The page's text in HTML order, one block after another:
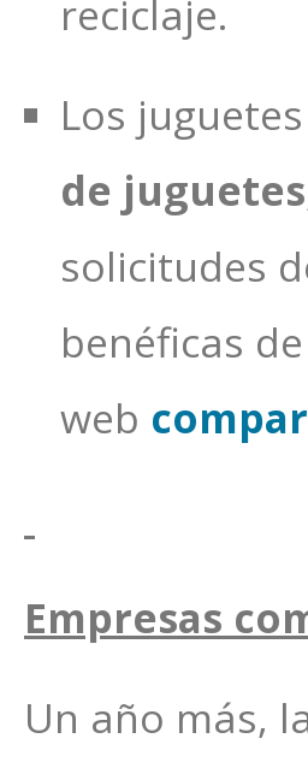
reciclaje.
Los
de juguetes
solicitudes
benéficas
web
Empresas
Un año más,